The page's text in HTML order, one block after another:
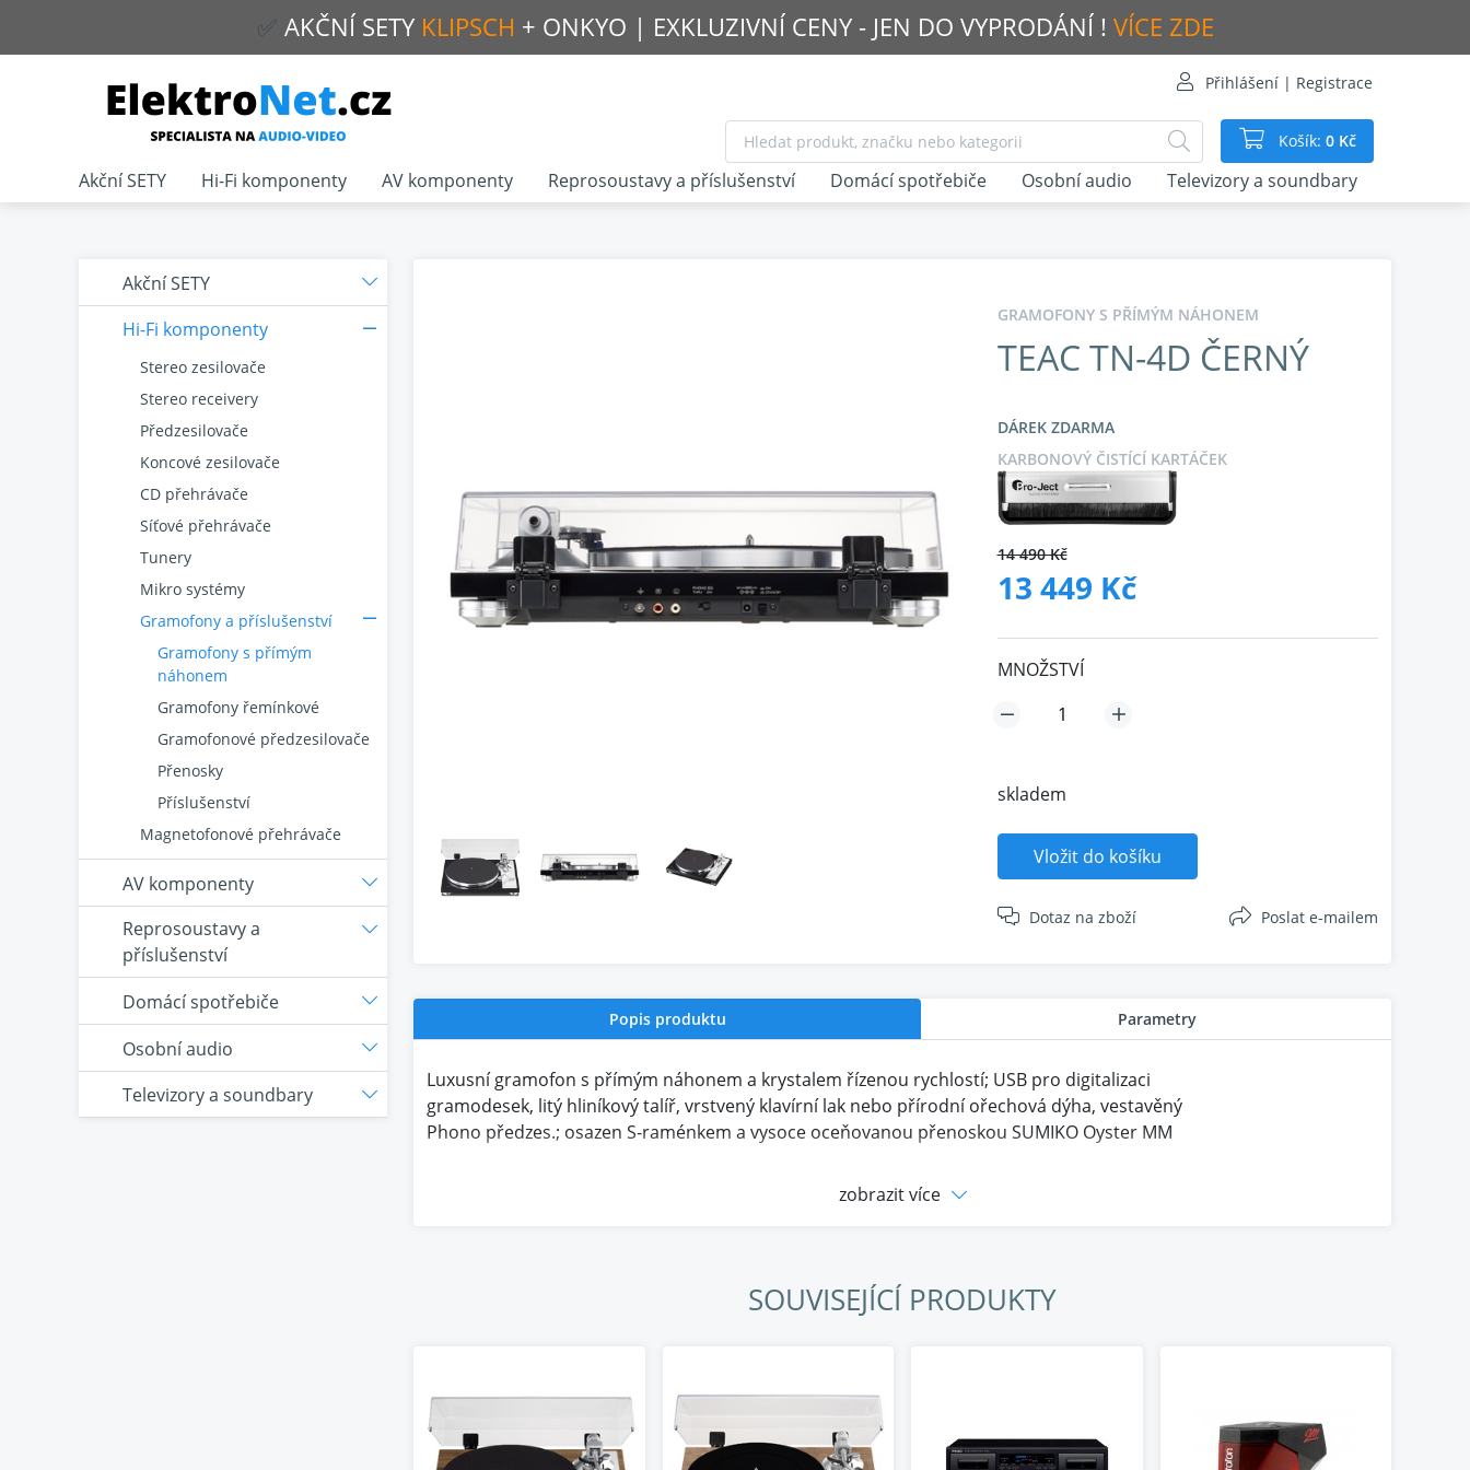
✅ AKČNÍ SETY KLIPSCH + ONKYO | EXKLUZIVNÍ CENY - JEN DO VYPRODÁNÍ ! VÍCE ZDE
Přihlášení | Registrace
Košík: 0 Kč
GRAMOFONY S PŘÍMÝM NÁHONEM
TEAC TN-4D ČERNÝ
DÁREK ZDARMA
KARBONOVÝ ČISTÍCÍ KARTÁČEK
14 490 Kč
13 449 Kč
MNOŽSTVÍ
skladem
Vložit do košíku
Dotaz na zboží Poslat e-mailem
Popis produktu Parametry
Luxusní gramofon s přímým náhonem a krystalem řízenou rychlostí; USB pro digitalizaci
gramodesek, litý hliníkový talíř, vrstvený klavírní lak nebo přírodní ořechová dýha, vestavěný
Phono předzes.; osazen S-raménkem a vysoce oceňovanou přenoskou SUMIKO Oyster MM
Nově vyvinutý motor s přímým pohonem
Hliníkový tlakově litý talíř, který má vysoký moment setrvačnosti, dosáhl v kombinaci s nově vyvinutým motorem
stabilnější rotace
zobrazit více
SOUVISEJÍCÍ PRODUKTY
Akční SETY
Hi-Fi komponenty
Stereo zesilovače
Stereo receivery
Předzesilovače
Koncové zesilovače
CD přehrávače
Síťové přehrávače
Tunery
Mikro systémy
Gramofony a příslušenství
Gramofony s přímým
náhonem
Gramofony řemínkové
Gramofonové předzesilovače
Přenosky
Příslušenství
Magnetofonové přehrávače
AV komponenty
Reprosoustavy a
příslušenství
Domácí spotřebiče
Osobní audio
Televizory a soundbary
Akční SETY Hi-Fi komponenty AV komponenty Reprosoustavy a příslušenství Domácí spotřebiče Osobní audio Televizory a soundbary